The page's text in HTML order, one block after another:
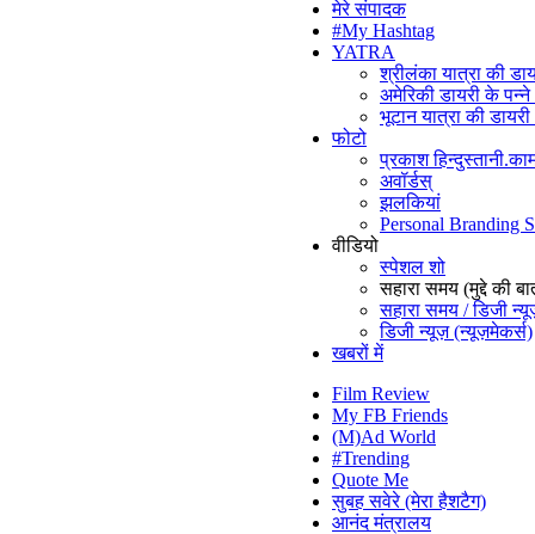
मेरे संपादक
#My Hashtag
YATRA
श्रीलंका यात्रा की
अमेरिकी डायरी के
भूटान यात्रा की
फोटो
प्रकाश
अवॉर्डस्
झलकियां
Personal Branding
वीडियो
स्पेशल शो
सहारा समय (मुद्दे की
सहारा समय / डिजी
डिजी न्यूज़ (न्यूज़मेकर्स)
खबरों में
Film Review
My FB Friends
(M)Ad World
#Trending
Quote Me
सुबह सवेरे (मेरा हैशटैग)
आनंद मंत्रालय